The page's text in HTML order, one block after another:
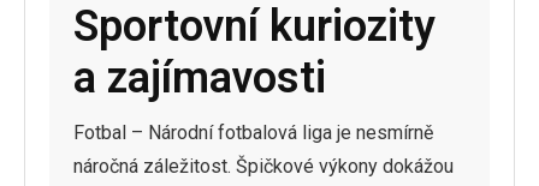
Sportovní kuriozity
a zajímavosti
Fotbal – Národní fotbalová liga je nesmírně
náročná záležitost. Špičkové výkony dokážou